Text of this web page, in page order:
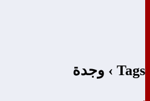
Tags › وجدة